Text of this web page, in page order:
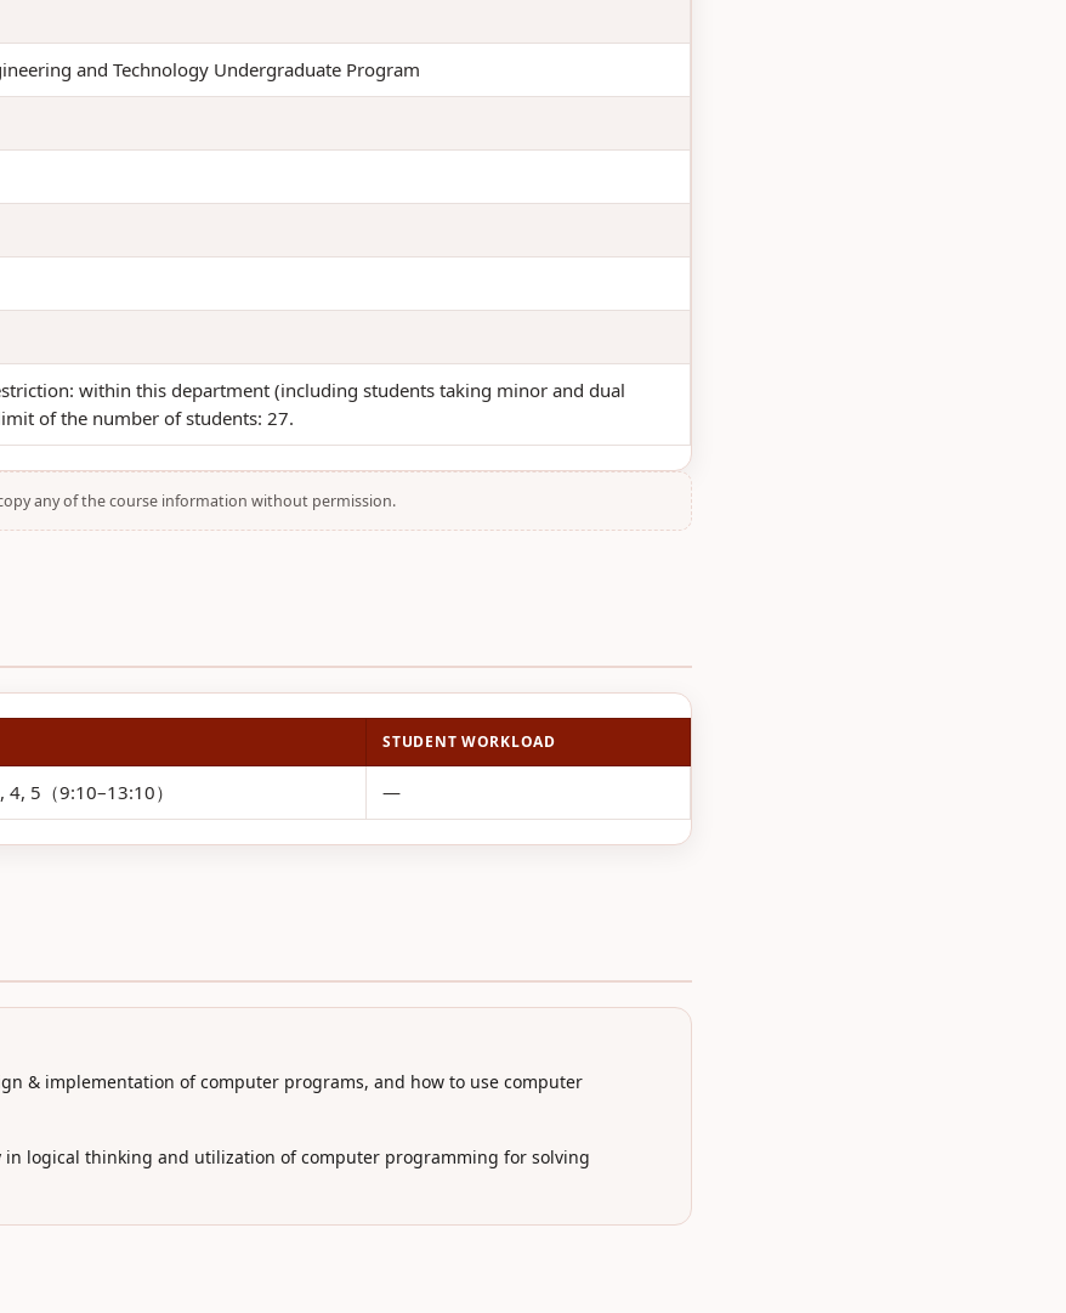
and Technology Undergraduate Program
within this department (including students taking minor and dual
of the number of students: 27.
any of the course information without permission.
STUDENT WORKLOAD
5（9:10–13:10） —
& implementation of computer programs, and how to use computer
logical thinking and utilization of computer programming for solving